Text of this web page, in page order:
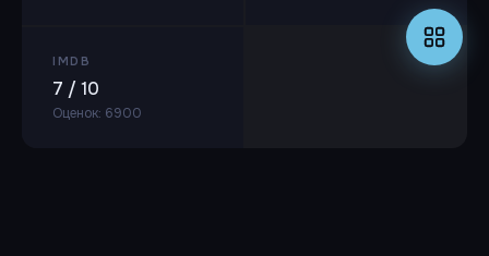
IMDB
7 / 10
Оценок: 6900